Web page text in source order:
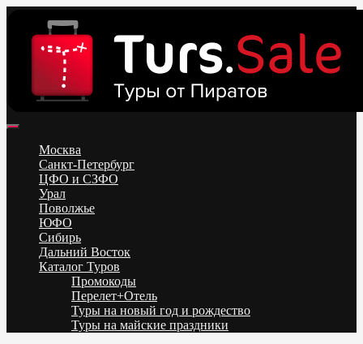
content
Низкие цены на путевки 3-7-10 ночей все включено, отдых на
море. Распродажа экскурсионных и горнолыжных туров.
Обновление каждый день. Официальный сайт Тур Сейл
Москва
Санкт-Петербург
ЦФО и СЗФО
Урал
Поволжье
ЮФО
Сибирь
Дальний Восток
Каталог Туров
Промокоды
Перелет+Отель
Туры на новый год и рождество
Туры на майские праздники